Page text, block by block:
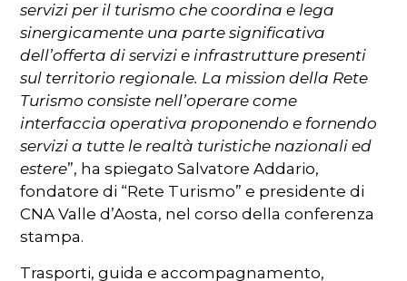
servizi per il turismo che coordina e lega
sinergicamente una parte significativa
dell’offerta di servizi e infrastrutture presenti
sul territorio regionale. La mission della Rete
Turismo consiste nell’operare come
interfaccia operativa proponendo e fornendo
servizi a tutte le realtà turistiche nazionali ed
estere”, ha spiegato Salvatore Addario,
fondatore di “Rete Turismo” e presidente di
CNA Valle d’Aosta, nel corso della conferenza
stampa.
Trasporti, guida e accompagnamento,